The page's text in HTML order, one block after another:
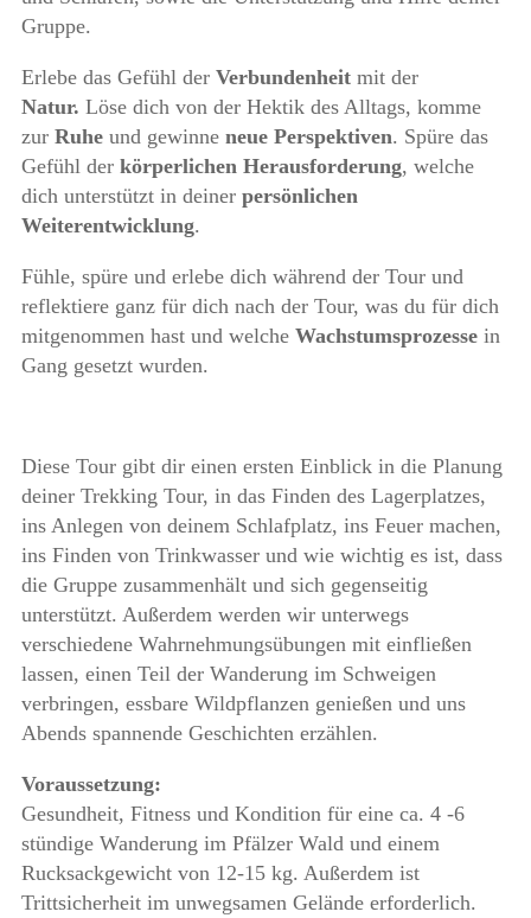
Gruppe.
Erlebe das Gefühl der Verbundenheitmit der
Natur. Löse dich von der Hektik des Alltags, komme
zur Ruheund gewinne neue Perspektiven. Spüre das
Gefühl der körperlichen Herausforderung, welche
dich unterstützt in deiner persönlichen
Weiterentwicklung.
Fühle, spüre und erlebe dich während der Tour und
reflektiere ganz für dich nach der Tour, was du für dich
mitgenommen hast und welche Wachstumsprozessein
Gang gesetzt wurden.
Diese Tour gibt dir einen ersten Einblick in die Planung
deiner Trekking Tour, in das Finden des Lagerplatzes,
ins Anlegen von deinem Schlafplatz, ins Feuer machen,
ins Finden von Trinkwasser und wie wichtig es ist, dass
die Gruppe zusammenhält und sich gegenseitig
unterstützt. Außerdem werden wir unterwegs
verschiedene Wahrnehmungsübungen mit einfließen
lassen, einen Teil der Wanderung im Schweigen
verbringen, essbare Wildpflanzen genießen und uns
Abends spannende Geschichten erzählen.
Voraussetzung:
Gesundheit, Fitness und Kondition für eine ca. 4 -6
stündige Wanderung im Pfälzer Wald und einem
Rucksackgewicht von 12-15 kg. Außerdem ist
Trittsicherheit im unwegsamen Gelände erforderlich.